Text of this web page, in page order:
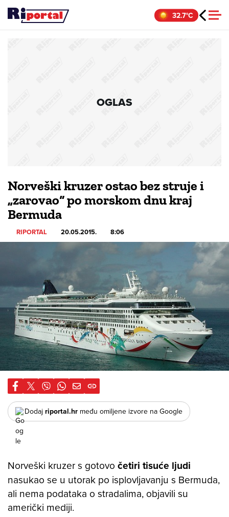
Skip
32.7°C
OGLAS
Norveški kruzer ostao bez struje i
„zarovao“ po morskom dnu kraj
Bermuda
RIPORTAL 20.05.2015. 8:06
Dodaj riportal.hr među omiljene izvore na Google
Norveški kruzer s gotovo četiri tisuće ljudi
nasukao se u utorak po isplovljavanju s Bermuda,
ali nema podataka o stradalima, objavili su
američki mediji.